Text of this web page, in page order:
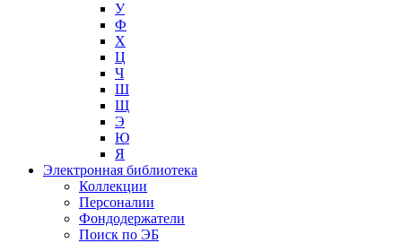
У
Ф
Х
Ц
Ч
Ш
Щ
Э
Ю
Я
Электронная библиотека
Коллекции
Персоналии
Фондодержатели
Поиск по ЭБ